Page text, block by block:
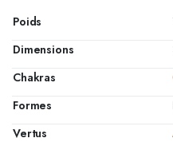
Poids
Dimensions
Chakras
Formes
Vertus